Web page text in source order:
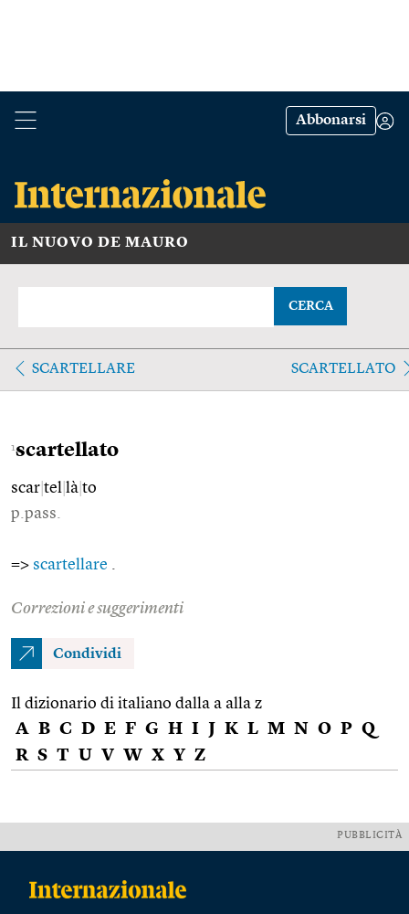
Abbonarsi
IL NUOVO DE MAURO
CERCA
SCARTELLARE SCARTELLATO
1scartellato
scar tel là to
p.pass.
=> scartellare
Correzioni e suggerimenti
Condividi
Il dizionario di italiano dalla a alla z
A B C D E F G H I J K L M N O P Q
R S T U V W X Y Z
PUBBLICITÀ